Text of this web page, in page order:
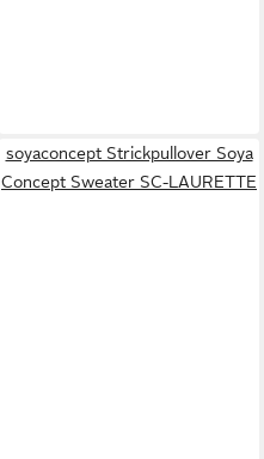
soyaconcept Strickpullover Soya
Concept Sweater SC-LAURETTE